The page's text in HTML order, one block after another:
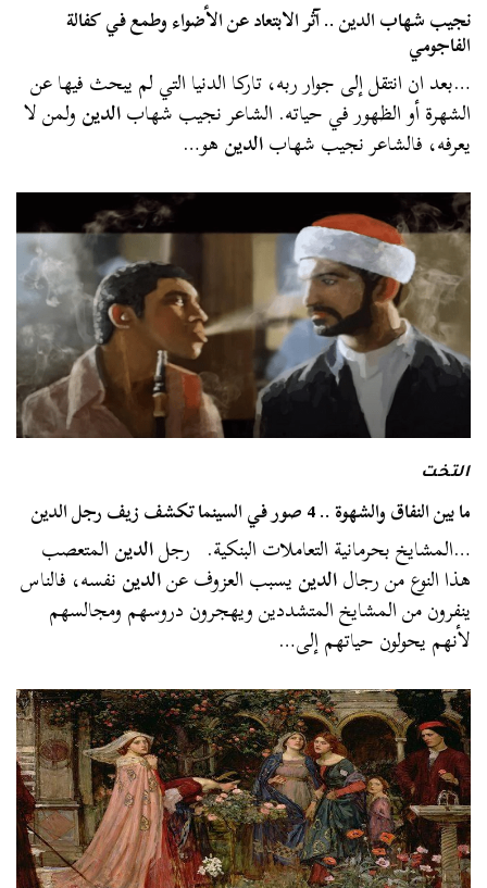
نجيب شهاب الدين .. آثر الابتعاد عن الأضواء وطمع في كفالة
الفاجومي
…بعد ان انتقل إلى جوار ربه، تاركا الدنيا التي لم يبحث فيها عن
الشهرة أو الظهور في حياته. الشاعر نجيب شهابالدينولمن لا
يعرفه، فالشاعر نجيب شهابالدينهو…
التخت
ما بين النفاق والشهوة .. 4 صور في السينما تكشف زيف رجل الدين
…المشايخ بحرمانية التعاملات البنكية. رجلالدينالمتعصب
هذا النوع من رجالالدينيسبب العزوف عنالديننفسه، فالناس
ينفرون من المشايخ المتشددين ويهجرون دروسهم ومجالسهم
لأنهم يحولون حياتهم إلى…